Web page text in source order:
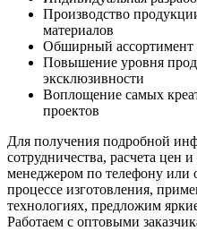
Производство
материалов
Обширный ассортимент
Повышение уровня
эксклюзивности
Воплощение самых
проектов
Для получения подробной
сотрудничества, расчета цен
менеджером по телефону
процессе изготовления,
технологиях, предложим
Работаем с оптовыми